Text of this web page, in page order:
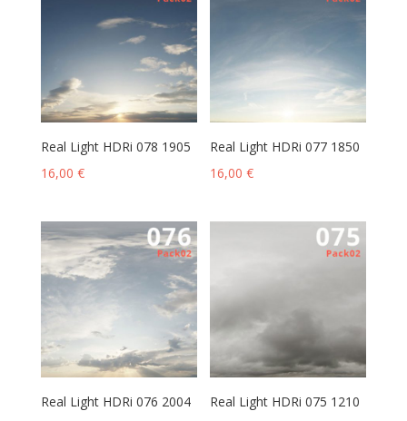
Real Light HDRi 078 1905
16,00 €
Real Light HDRi 077 1850
16,00€
Real Light HDRi 076 2004
Real Light HDRi 075 1210